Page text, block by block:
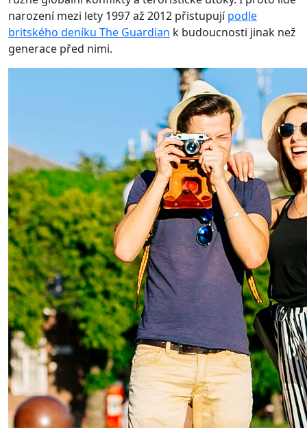
narození mezi lety 1997 až 2012 přistupujípodle
britského deníku The Guardian k budoucnosti jinak než
generace před nimi.